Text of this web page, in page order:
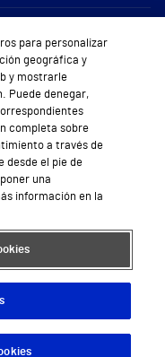
Cliente
en el trabajo
Mapa web Protección de datos
para personalizar
geográfica y
y mostrarle
Puede denegar,
completa sobre
a través de
desde el pie de
una
información en la